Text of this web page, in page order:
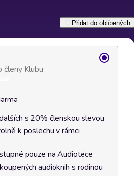
Přidat do oblíbených
členy Klubu
s 20% členskou slevou
k poslechu v rámci
pouze na Audiotéce
audioknih s rodinou